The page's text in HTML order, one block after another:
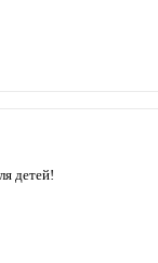
детей!